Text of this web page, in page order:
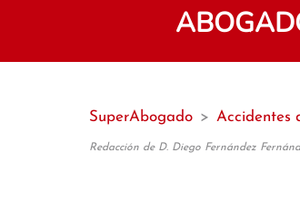
SuperAbogado > Accidentes
Redacción de D. Diego Fernández